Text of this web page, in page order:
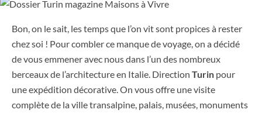
Bon, on le sait, les temps que l’on vit sont propices à rester
chez soi ! Pour combler ce manque de voyage, on a décidé
de vous emmener avec nous dans l’un des nombreux
berceaux de l’architecture en Italie. Direction Turin pour
une expédition décorative. On vous offre une visite
complète de la ville transalpine, palais, musées, monuments